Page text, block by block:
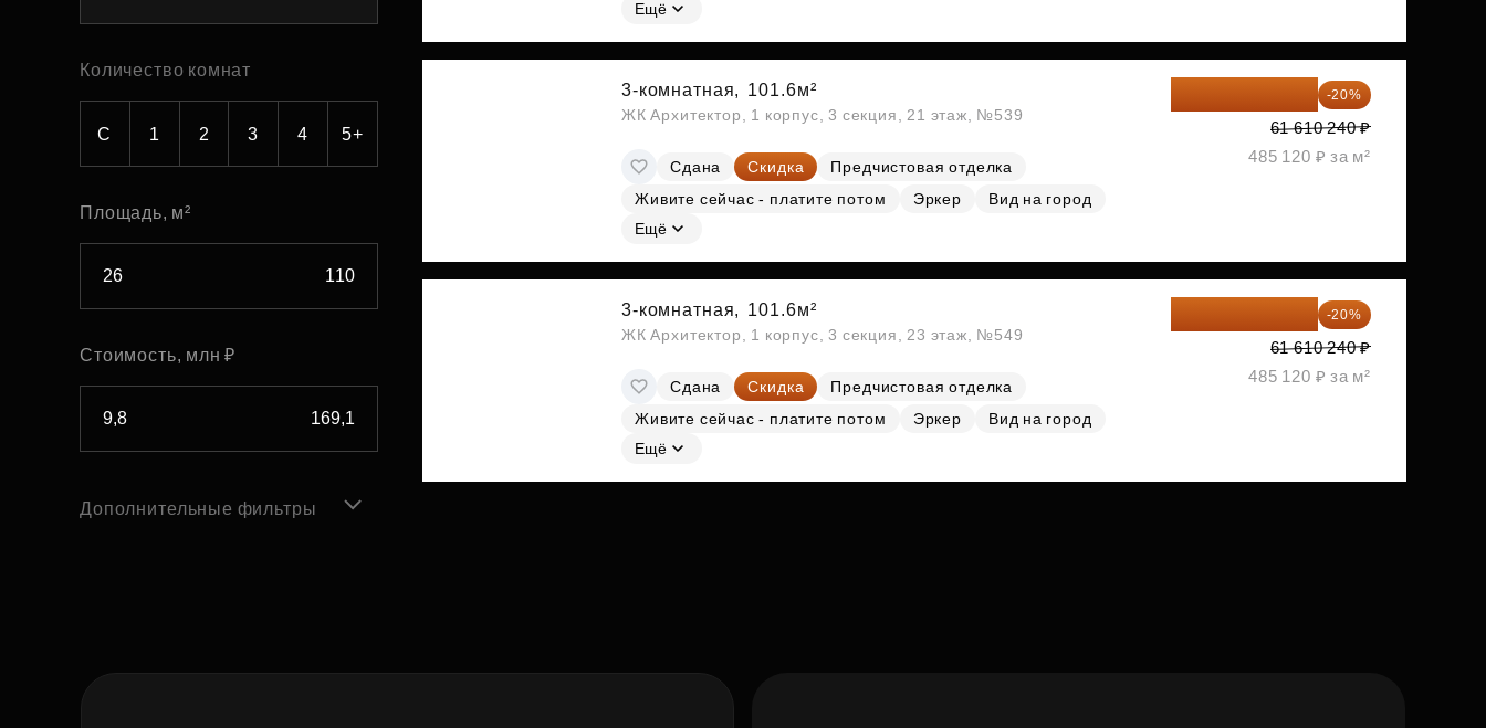
Рефинансирование
Субсидии
Количество комнат
С 1 2 3 4 5+
Площадь, м²
Стоимость, млн ₽
Дополнительные фильтры
Ещё
3-комнатная, 101.6м²
ЖК Архитектор, 1 корпус, 3 секция, 21 этаж, №539
Сдана Скидка
Предчистовая отделка
Живите сейчас - платите потом
Эркер
Вид на город
Ещё
-20%
61 610 240 ₽
485 120 ₽ за м²
3-комнатная, 101.6м²
ЖК Архитектор, 1 корпус, 3 секция, 23 этаж, №549
Сдана Скидка
Предчистовая отделка
Живите сейчас - платите потом
Эркер
Вид на город
Ещё
-20%
61 610 240 ₽
485 120 ₽ за м²